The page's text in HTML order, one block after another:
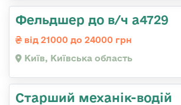
Фельдшер до в/ч а4729
від 21000 до 24000 грн
Київ, Київська область
Старший механік-водій